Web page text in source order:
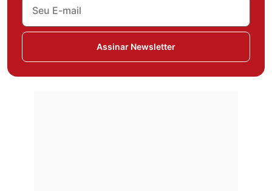
Assinar Newsletter